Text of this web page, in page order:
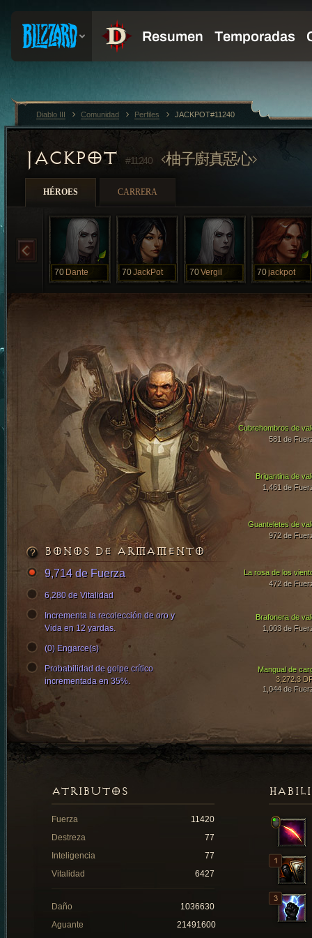
JACKPOT #11240 柚子廚真惡心
HÉROES CARRERA
70 Dante 70JackPot 70Vergil 70jackpot
Brigantina de
1,461 de
Guanteletes de
972 de
Cubrehombros de
581 de
Brafonera de
1,003 de
Mangual de
3,272.3
1,044 de
La rosa de los
472 de
BONOS DE ARMAMENTO
9,714 de Fuerza
6,280 de Vitalidad
Incrementa la recolección de oro y
Vida en 12 yardas.
(0) Engarce(s)
Probabilidad de golpe crítico
incrementada en 35%.
ATRIBUTOS
Fuerza
11420
Destreza
77
Inteligencia
77
Vitalidad
6427
Daño
1036630
Aguante
21491600
Diablo III Comunidad Perfiles JACKPOT#11240